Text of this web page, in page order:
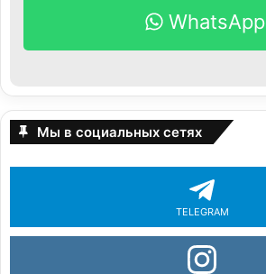
WhatsApp
Мы в социальных сетях
TELEGRAM